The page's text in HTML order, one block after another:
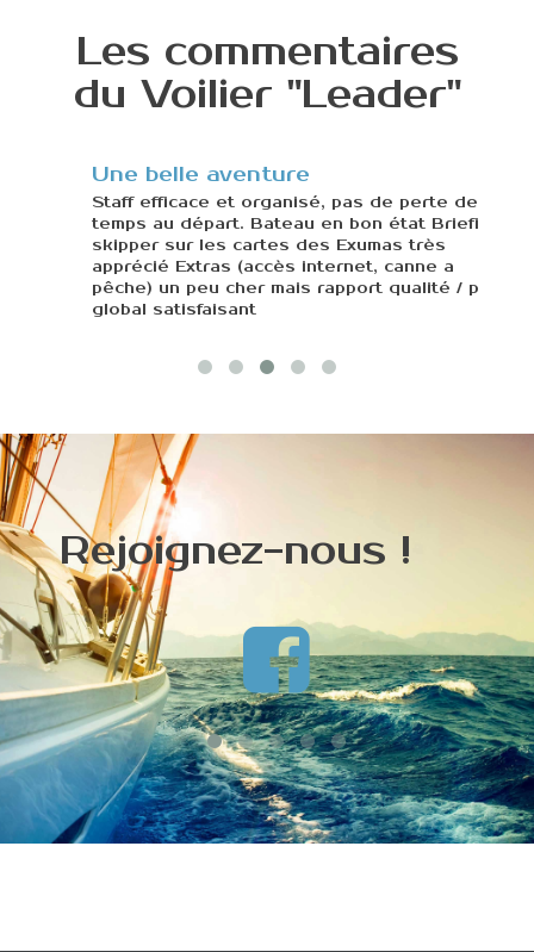
Les commentaires
du Voilier "Leader"
Une belle aventure
Staff efficace et organisé, pas de perte de
temps au départ. Bateau en bon état Briefing
skipper sur les cartes des Exumas très
apprécié Extras (accès internet, canne a
pêche) un peu cher mais rapport qualité / prix
global satisfaisant
Rejoignez-nous !